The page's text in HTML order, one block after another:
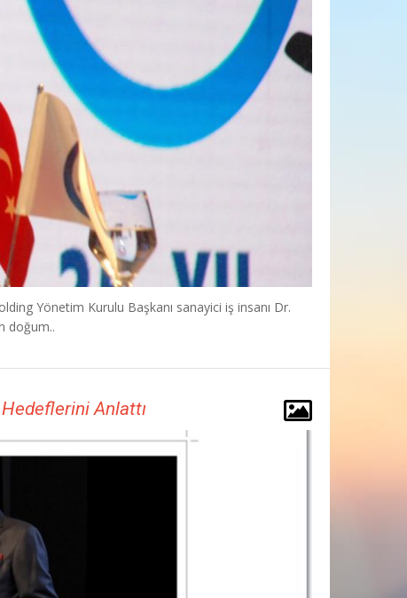
Yönetim Kurulu Başkanı sanayici iş insanı Dr.
doğum..
Hedeflerini Anlattı